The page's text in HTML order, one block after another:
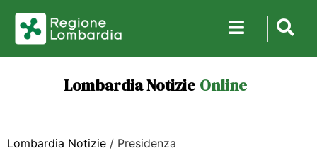
Lombardia Notizie Online
Lombardia Notizie / Presidenza